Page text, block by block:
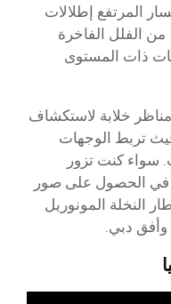
المرتفع إطلالات
الفلل الفاخرة
ذات المستوى
خلابة لاستكشاف
تربط الوجهات
سواء كنت تزور
في الحصول على صور
النخلة المونوريل
وأفق دبي.